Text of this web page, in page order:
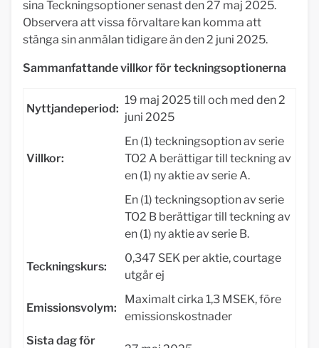
sina Teckningsoptioner senast den 27 maj 2025.
Observera att vissa förvaltare kan komma att
stänga sin anmälan tidigare än den 2 juni 2025.
Sammanfattande villkor för teckningsoptionerna
Nyttjandeperiod:
19 maj 2025 till och med den 2
juni 2025
Villkor:
En (1) teckningsoption av serie
TO2 A berättigar till teckning av
en (1) ny aktie av serie A.
En (1) teckningsoption av serie
TO2 B berättigar till teckning av
en (1) ny aktie av serie B.
Teckningskurs:
0,347 SEK per aktie, courtage
utgår ej
Emissionsvolym:
Maximalt cirka 1,3 MSEK, före
emissionskostnader
Sista dag för